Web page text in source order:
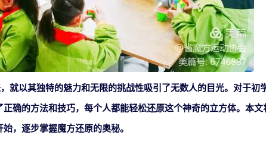
就以其独特的魅力和无限的挑战性吸引了无数人的目光。对于初
确的方法和技巧，每个人都能轻松还原这个神奇的立方体。本文
，逐步掌握魔方还原的奥秘。